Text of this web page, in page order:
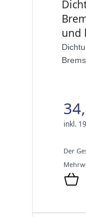
und
inkl.
Der